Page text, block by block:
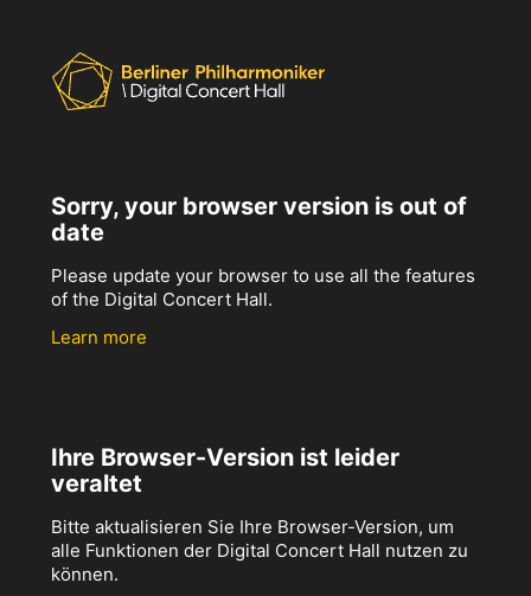
Sorry, your browser version is out of
date
Please update your browser to use all the features
of the Digital Concert Hall.
Learn more
Ihre Browser-Version ist leider
veraltet
Bitte aktualisieren Sie Ihre Browser-Version, um
alle Funktionen der Digital Concert Hall nutzen zu
können.